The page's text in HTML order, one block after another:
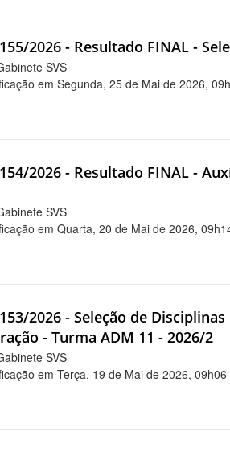
2026 - Resultado FINAL -
SVS
em Segunda, 25 de Mai de 2026,
2026 - Resultado FINAL -
SVS
em Quarta, 20 de Mai de 2026,
2026 - Seleção de
- Turma ADM 11 - 2026/2
SVS
em Terça, 19 de Mai de 2026, 09h06